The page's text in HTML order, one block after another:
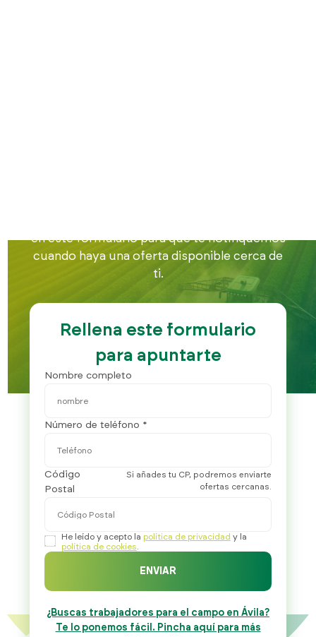
en este formulario para que te notifiquemos
cuando haya una oferta disponible cerca de
ti.
Rellena este formulario
para apuntarte
Nombre completo
Número de teléfono *
Código
Postal
Si añades tu CP, podremos enviarte
ofertas cercanas.
He leído y acepto la política de privacidad y la
política de cookies
ENVIAR
¿Buscas trabajadores para el campo en Ávila?
Te lo ponemos fácil. Pincha aquí para más